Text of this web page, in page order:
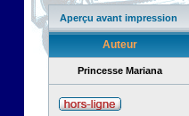
Aperçu avant impression
Auteur
Princesse Mariana